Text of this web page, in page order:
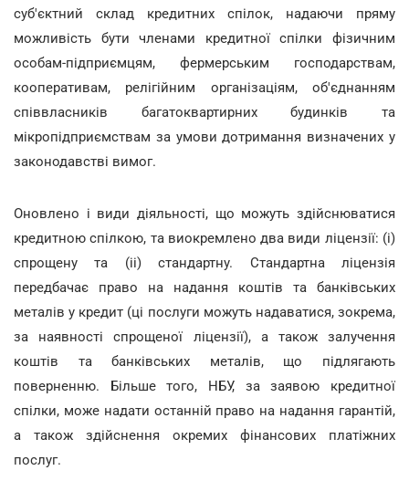
суб'єктний склад кредитних спілок, надаючи пряму
можливість бути членами кредитної спілки фізичним
особам-підприємцям, фермерським господарствам,
кооперативам, релігійним організаціям, об'єднанням
співвласників багатоквартирних будинків та
мікропідприємствам за умови дотримання визначених у
законодавстві вимог.
Оновлено і види діяльності, що можуть здійснюватися
кредитною спілкою, та виокремлено два види ліцензії: (і)
спрощену та (іі) стандартну. Стандартна ліцензія
передбачає право на надання коштів та банківських
металів у кредит (ці послуги можуть надаватися, зокрема,
за наявності спрощеної ліцензії), а також залучення
коштів та банківських металів, що підлягають
поверненню. Більше того, НБУ, за заявою кредитної
спілки, може надати останній право на надання гарантій,
а також здійснення окремих фінансових платіжних
послуг.